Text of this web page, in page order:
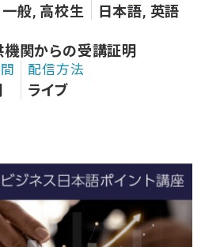
般, 高校生 日本語, 英語
関からの受講証明
配信方法
ライブ